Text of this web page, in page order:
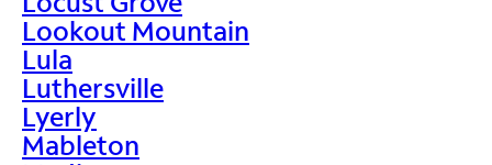
Lookout Mountain
Lula
Luthersville
Lyerly
Mableton